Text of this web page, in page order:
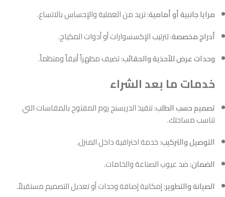
مرايا جانبية أو أمامية: تزيد من العملية والإحساس بالاتساع.
أدراج مخصصة: لترتيب الإكسسوارات أو أدوات المكياج.
وحدات عرض للأحذية والحقائب: تضيف مظهراً أنيقاً ومنظماً.
خدمات ما بعد الشراء
تصميم حسب الطلب: تنفيذ الدريسنج روم المفتوح بالمقاسات التي
تناسب مساحتك.
التوصيل والتركيب: خدمة احترافية داخل المنزل.
الضمان: ضد عيوب الصناعة والخامات.
الصيانة والتطوير: إمكانية إضافة وحدات أو تعديل التصميم مستقبلاً.